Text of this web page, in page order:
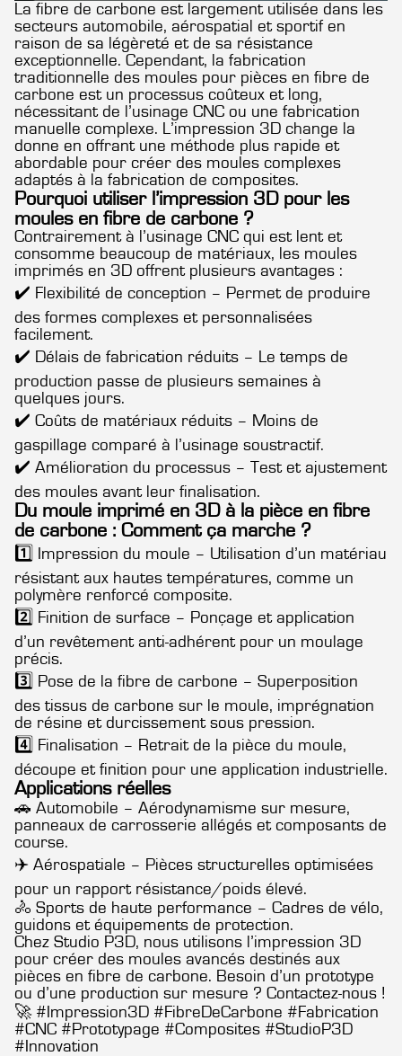
La fibre de carbone est largement utilisée dans les
secteurs automobile, aérospatial et sportif en
raison de sa légèreté et de sa résistance
exceptionnelle. Cependant, la fabrication
traditionnelle des moules pour pièces en fibre de
carbone est un processus coûteux et long,
nécessitant de l’usinage CNC ou une fabrication
manuelle complexe. L’impression 3D change la
donne en offrant une méthode plus rapide et
abordable pour créer des moules complexes
adaptés à la fabrication de composites.
Pourquoi utiliser l’impression 3D pour les
moules en fibre de carbone ?
Contrairement à l’usinage CNC qui est lent et
consomme beaucoup de matériaux, les moules
imprimés en 3D offrent plusieurs avantages :
✔️ Flexibilité de conception – Permet de produire
des formes complexes et personnalisées
facilement.
✔️ Délais de fabrication réduits – Le temps de
production passe de plusieurs semaines à
quelques jours.
✔️ Coûts de matériaux réduits – Moins de
gaspillage comparé à l’usinage soustractif.
✔️ Amélioration du processus – Test et ajustement
des moules avant leur finalisation.
Du moule imprimé en 3D à la pièce en fibre
de carbone : Comment ça marche ?
1️⃣ Impression du moule – Utilisation d’un matériau
résistant aux hautes températures, comme un
polymère renforcé composite.
2️⃣ Finition de surface – Ponçage et application
d’un revêtement anti-adhérent pour un moulage
précis.
3️⃣ Pose de la fibre de carbone – Superposition
des tissus de carbone sur le moule, imprégnation
de résine et durcissement sous pression.
4️⃣ Finalisation – Retrait de la pièce du moule,
découpe et finition pour une application industrielle.
Applications réelles
🚗 Automobile – Aérodynamisme sur mesure,
panneaux de carrosserie allégés et composants de
course.
✈️ Aérospatiale – Pièces structurelles optimisées
pour un rapport résistance/poids élevé.
🚴 Sports de haute performance – Cadres de vélo,
guidons et équipements de protection.
Chez Studio P3D, nous utilisons l’impression 3D
pour créer des moules avancés destinés aux
pièces en fibre de carbone. Besoin d’un prototype
ou d’une production sur mesure ? Contactez-nous !
🚀 #Impression3D #FibreDeCarbone #Fabrication
#CNC #Prototypage #Composites #StudioP3D
#Innovation